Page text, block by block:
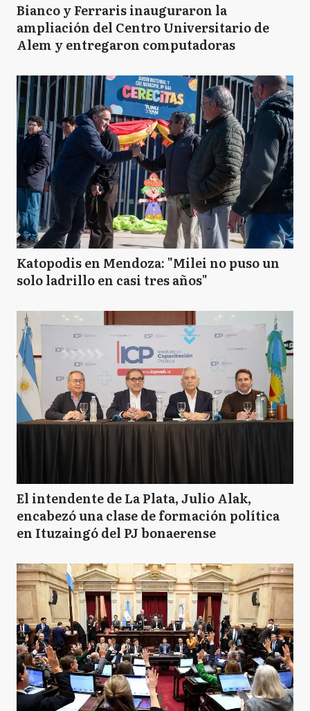
Bianco y Ferraris inauguraron la
ampliación del Centro Universitario de
Alem y entregaron computadoras
Katopodis en Mendoza: "Milei no puso un
solo ladrillo en casi tres años"
El intendente de La Plata, Julio Alak,
encabezó una clase de formación política
en Ituzaingó del PJ bonaerense